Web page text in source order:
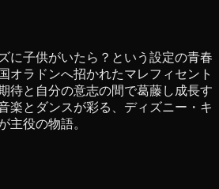
に子供がいたら？という設定の青春
オラドンへ招かれたマレフィセント
待と自分の意志の間で葛藤し成長す
楽とダンスが彩る、ディズニー・キ
主役の物語。